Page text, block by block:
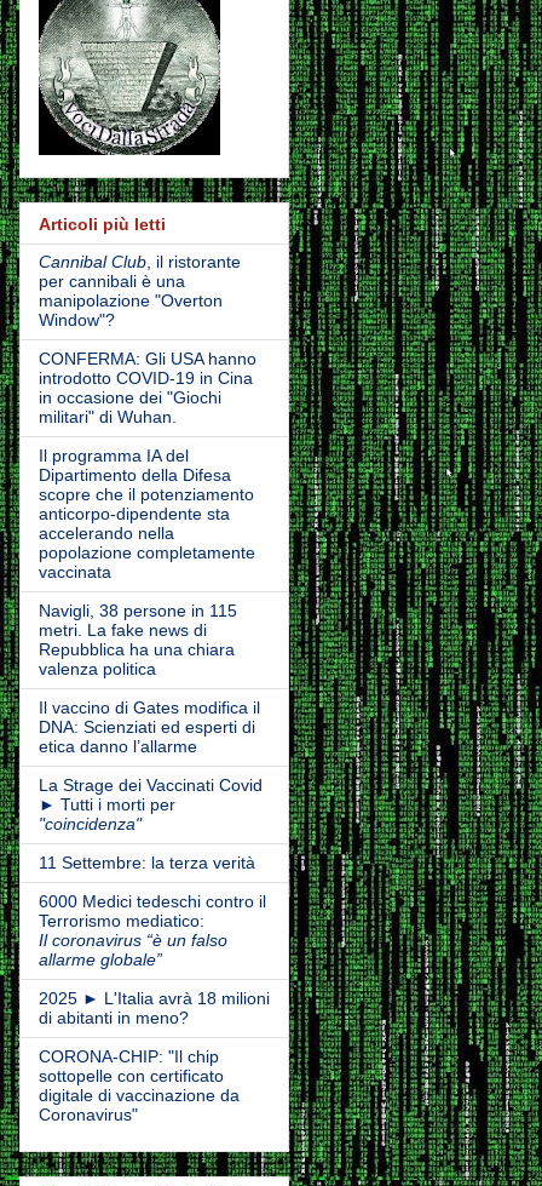
Articoli più letti
Cannibal Club , il ristorante
per cannibali è una
manipolazione "Overton
Window"?
CONFERMA: Gli USA hanno
introdotto COVID-19 in Cina
in occasione dei "Giochi
militari" di Wuhan.
Il programma IA del
Dipartimento della Difesa
scopre che il potenziamento
anticorpo-dipendente sta
accelerando nella
popolazione completamente
vaccinata
Navigli, 38 persone in 115
metri. La fake news di
Repubblica ha una chiara
valenza politica
Il vaccino di Gates modifica il
DNA: Scienziati ed esperti di
etica danno l’allarme
La Strage dei Vaccinati Covid
► Tutti i morti per
"coincidenza"
11 Settembre: la terza verità
6000 Medici tedeschi contro il
Terrorismo mediatico:
Il coronavirus “è un falso
allarme globale”
2025 ► L'Italia avrà 18 milioni
di abitanti in meno?
CORONA-CHIP: "Il chip
sottopelle con certificato
digitale di vaccinazione da
Coronavirus"